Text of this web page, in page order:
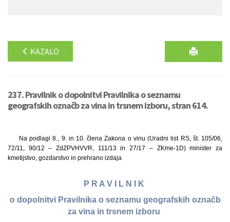
KAZALO
237. Pravilnik o dopolnitvi Pravilnika o seznamu
geografskih označb za vina in trsnem izboru, stran 614.
Na podlagi 8., 9. in 10. člena Zakona o vinu (Uradni list RS, št. 105/06,
72/11, 90/12 – ZdZPVHVVR, 111/13 in 27/17 – ZKme-1D) minister za
kmetijstvo, gozdarstvo in prehrano izdaja
P R A V I L N I K
o dopolnitvi Pravilnika o seznamu geografskih označb
za vina in trsnem izboru